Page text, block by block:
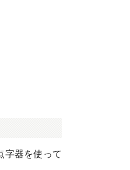
字器を使って